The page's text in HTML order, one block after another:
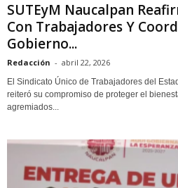
SUTEyM Naucalpan
Con Trabajadores Y
Gobierno...
Redacción - abril 22, 2026
El Sindicato Único de Trabajadores del
reiteró su compromiso de proteger el
agremiados...